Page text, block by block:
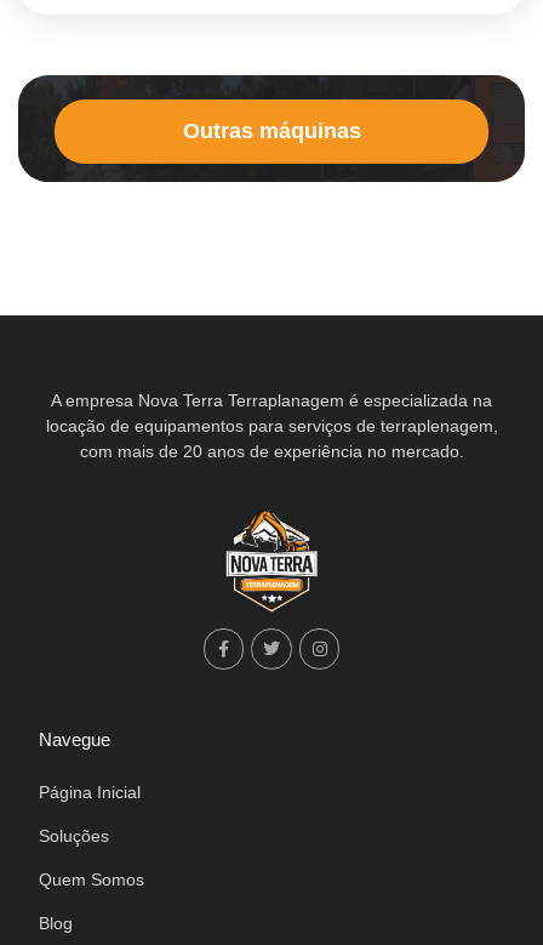
Outras máquinas
A empresa Nova Terra Terraplanagem é especializada na
locação de equipamentos para serviços de terraplenagem,
com mais de 20 anos de experiência no mercado.
Navegue
Página Inicial
Soluções
Quem Somos
Blog